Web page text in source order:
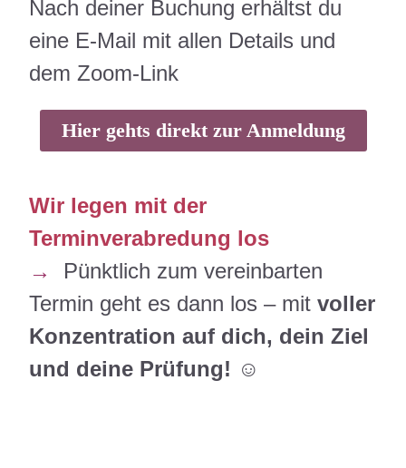
Nach deiner Buchung erhältst du
eine E-Mail mit allen Details und
dem Zoom-Link
Hier gehts direkt zur Anmeldung
Wir legen mit der
Terminverabredung los
→
Pünktlich zum vereinbarten
Termin geht es dann los – mit voller
Konzentration auf dich, dein Ziel
und deine Prüfung! ☺️